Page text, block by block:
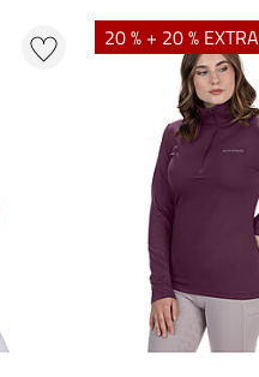
20 % + 20 % EXTRA